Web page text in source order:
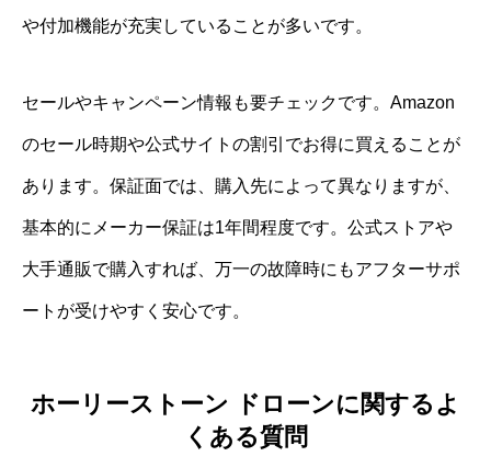
や付加機能が充実していることが多いです。
セールやキャンペーン情報も要チェックです。Amazon
のセール時期や公式サイトの割引でお得に買えることが
あります。保証面では、購入先によって異なりますが、
基本的にメーカー保証は1年間程度です。公式ストアや
大手通販で購入すれば、万一の故障時にもアフターサポ
ートが受けやすく安心です。
ホーリーストーン ドローンに関するよ
くある質問